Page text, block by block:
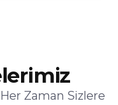
Zaman Sizlere